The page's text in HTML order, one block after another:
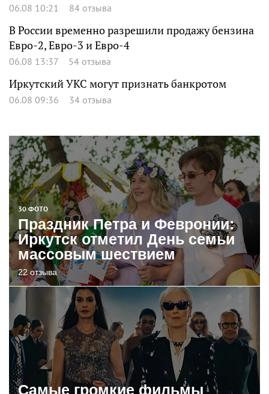
06.08 10:21 84 отзыва
В России временно разрешили продажу бензина
Евро-2, Евро-3 и Евро-4
06.08 13:37 54 отзыва
Иркутский УКС могут признать банкротом
06.08 09:36 34 отзыва
30 ФОТО
Праздник Петра и Февронии:
Иркутск отметил День семьи
массовым шествием
22 отзыва
Самые громкие фильмы